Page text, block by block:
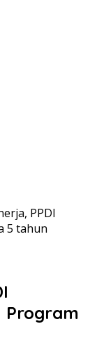
PPDI
5 tahun
Program